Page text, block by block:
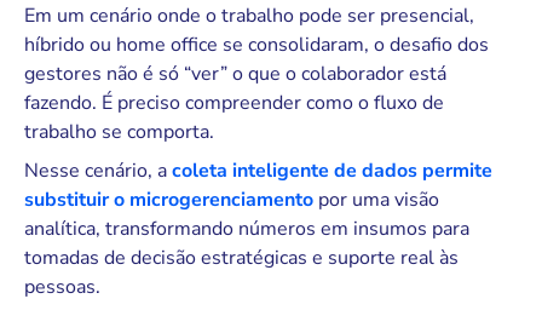
Em um cenário onde o trabalho pode ser presencial,
híbrido ou home office se consolidaram, o desafio dos
gestores não é só “ver” o que o colaborador está
fazendo. É preciso compreender como o fluxo de
trabalho se comporta.
Nesse cenário, acoleta inteligente de dados permite
substituir o microgerenciamento por uma visão
analítica, transformando números em insumos para
tomadas de decisão estratégicas e suporte real às
pessoas.